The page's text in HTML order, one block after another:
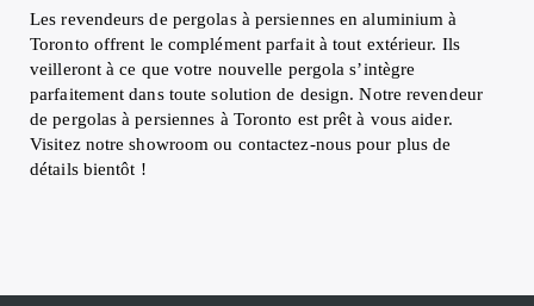
Les revendeurs de pergolas à persiennes en aluminium à
Toronto offrent le complément parfait à tout extérieur. Ils
veilleront à ce que votre nouvelle pergola s’intègre
parfaitement dans toute solution de design. Notre revendeur
de pergolas à persiennes à Toronto est prêt à vous aider.
Visitez notre showroom ou contactez-nous pour plus de
détails bientôt !